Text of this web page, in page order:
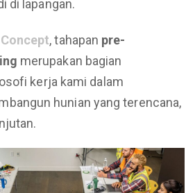
di lapangan.
, tahapan pre-
merupakan bagian
kerja kami dalam
hunian yang terencana,